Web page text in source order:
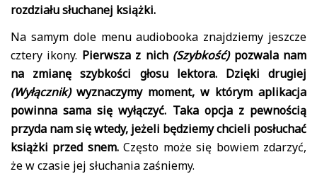
rozdziału słuchanej książki.
Na samym dole menu audiobooka znajdziemy jeszcze
cztery ikony. Pierwsza z nich (Szybkość)pozwala nam
na zmianę szybkości głosu lektora. Dzięki drugiej
(Wyłącznik)wyznaczymy moment, w którym aplikacja
powinna sama się wyłączyć. Taka opcja z pewnością
przyda nam się wtedy, jeżeli będziemy chcieli posłuchać
książki przed snem.Często może się bowiem zdarzyć,
że w czasie jej słuchania zaśniemy.